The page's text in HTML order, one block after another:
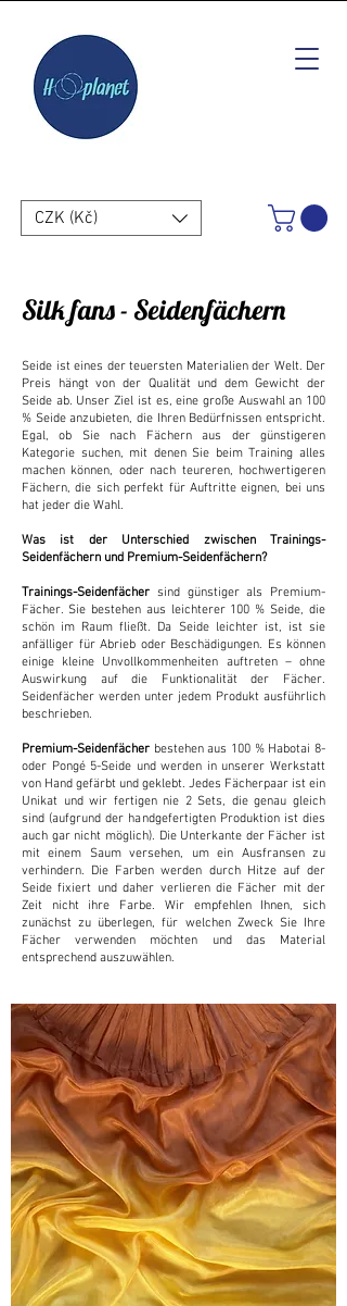
CZK (Kč)
Silk fans - Seidenfächern
Seide ist eines der teuersten Materialien der Welt. Der
Preis hängt von der Qualität und dem Gewicht der
Seide ab. Unser Ziel ist es, eine große Auswahl an 100
% Seide anzubieten, die Ihren Bedürfnissen entspricht.
Egal, ob Sie nach Fächern aus der günstigeren
Kategorie suchen, mit denen Sie beim Training alles
machen können, oder nach teureren, hochwertigeren
Fächern, die sich perfekt für Auftritte eignen, bei uns
hat jeder die Wahl.
Was ist der Unterschied zwischen Trainings-
Seidenfächern und Premium-Seidenfächern?
Trainings-Seidenfächer sind günstiger als Premium-
Fächer. Sie bestehen aus leichterer 100 % Seide, die
schön im Raum fließt. Da Seide leichter ist, ist sie
anfälliger für Abrieb oder Beschädigungen. Es können
einige kleine Unvollkommenheiten auftreten – ohne
Auswirkung auf die Funktionalität der Fächer.
Seidenfächer werden unter jedem Produkt ausführlich
beschrieben.
Premium-Seidenfächer bestehen aus 100 % Habotai 8-
oder Pongé 5-Seide und werden in unserer Werkstatt
von Hand gefärbt und geklebt. Jedes Fächerpaar ist ein
Unikat und wir fertigen nie 2 Sets, die genau gleich
sind (aufgrund der handgefertigten Produktion ist dies
auch gar nicht möglich). Die Unterkante der Fächer ist
mit einem Saum versehen, um ein Ausfransen zu
verhindern. Die Farben werden durch Hitze auf der
Seide fixiert und daher verlieren die Fächer mit der
Zeit nicht ihre Farbe. Wir empfehlen Ihnen, sich
zunächst zu überlegen, für welchen Zweck Sie Ihre
Fächer verwenden möchten und das Material
entsprechend auszuwählen.